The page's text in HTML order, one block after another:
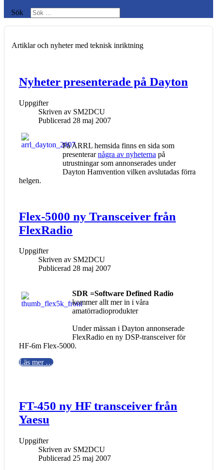
Sök
Artiklar och nyheter med teknisk inriktning
Nyheter presenterade på Dayton
Uppgifter
Skriven av SM2DCU
Publicerad 28 maj 2007
På ARRL hemsida finns en sida som
presenterarnågra av nyheterna på
utrustningar som annonserades under
Dayton Hamvention vilken avslutadas förra
helgen.
Flex-5000 ny Transceiver från
FlexRadio
Uppgifter
Skriven av SM2DCU
Publicerad 28 maj 2007
SDR =Software Defined Radio
kommer allt mer in i våra
amatörradioprodukter
Under mässan i Dayton annonserade
FlexRadio en ny DSP-transceiver för
HF-6m Flex-5000.
Läs mer …
FT-450 ny HF transceiver från
Yaesu
Uppgifter
Skriven av SM2DCU
Publicerad 25 maj 2007